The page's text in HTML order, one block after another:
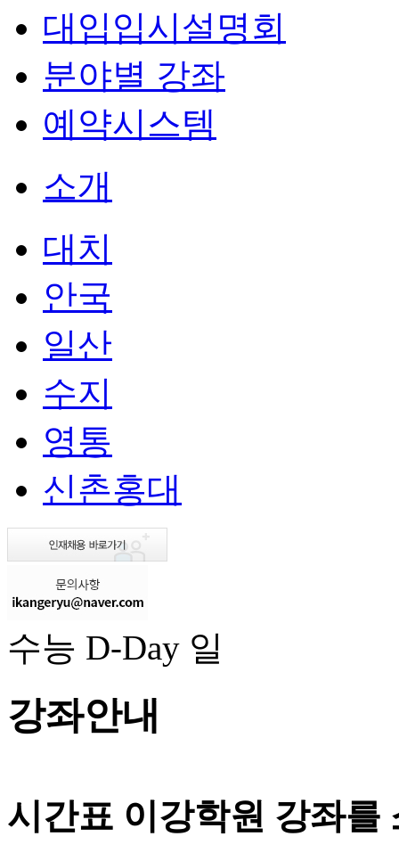
대입입시설명회
분야별 강좌
예약시스템
소개
대치
안국
일산
수지
영통
신촌홍대
수능 D-Day 일
강좌안내
시간표 이강학원 강좌를